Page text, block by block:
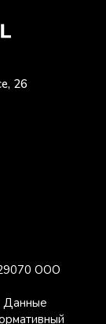
26
ООО
Данные